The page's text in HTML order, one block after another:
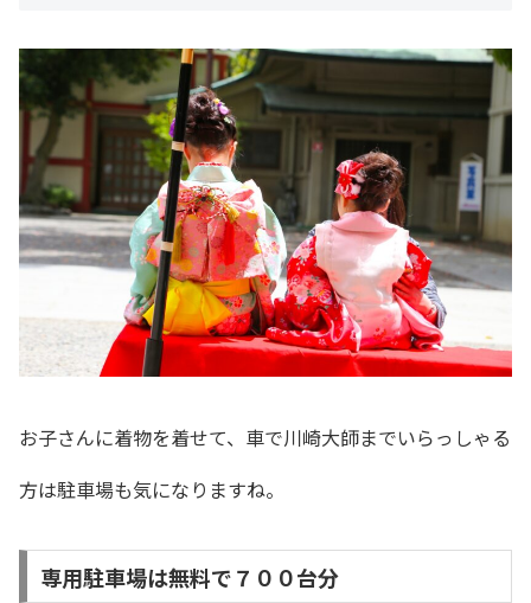
お子さんに着物を着せて、車で川崎大師までいらっしゃる
方は駐車場も気になりますね。
専用駐車場は無料で７００台分